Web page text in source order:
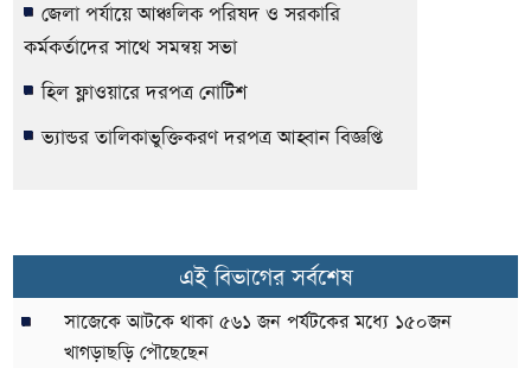
জেলা পর্যায়ে আঞ্চলিক পরিষদ ও সরকারি
কর্মকর্তাদের সাথে সমন্বয় সভা
হিল ফ্লাওয়ারে দরপত্র নোটিশ
ভ্যান্ডর তালিকাভুক্তিকরণ দরপত্র আহ্বান বিজ্ঞপ্তি
এই বিভাগের সর্বশেষ
সাজেকে আটকে থাকা ৫৬১ জন পর্যটকের মধ্যে ১৫০জন
খাগড়াছড়ি পৌছেছেন